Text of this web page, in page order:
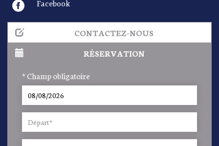
Facebook
CONTACTEZ-NOUS
RÉSERVATION
* Champ obligatoire